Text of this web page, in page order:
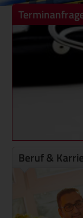
Beruf &